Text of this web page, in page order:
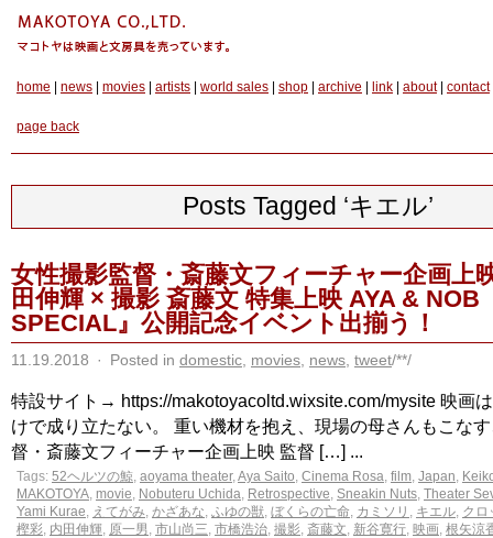
home news movies artists world sales shop archive link about| contact
page back
Posts Tagged ‘キエル’
女性撮影監督・斎藤文フィーチャー企画上
田伸輝 × 撮影 斎藤文 特集上映 AYA & NOB
SPECIAL』公開記念イベント出揃う！
11.19.2018 · Posted in domestic movies news tweet/**/
特設サイト→ https://makotoyacoltd.wixsite.com/mysite 映画
けで成り立たない。 重い機材を抱え、現場の母さんもこな
督・斎藤文フィーチャー企画上映 監督 […] ...
Tags: 52ヘルツの鯨, aoyama theater,Aya Saito, Cinema Rosa, film, Japan,
MAKOTOYA, movie, Nobuteru Uchida, Retrospective, Sneakin Nuts, Theater
Yami Kurae, えてがみ, かざあな, ふゆの獣, ぼくらの亡命, カミソリ , キエル, クロ
樫彩, 内田伸輝, 原一男, 市山尚三, 市橋浩治, 撮影, 斎藤文, 新谷寛行, 映画, 根矢涼